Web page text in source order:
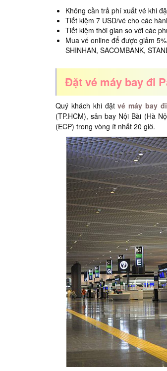
Không cần trả phí xuất vé khi
Tiết kiệm 7 USD/vé cho các
Tiết kiệm thời gian so với các
Mua vé online để được giảm
SHINHAN, SACOMBANK,
Đặt vé máy bay đi
Quý khách khi đặtvé máy bay
(TP.HCM), sân bay Nội Bài (Hà
(ECP) trong vòng ít nhất 20 giờ.